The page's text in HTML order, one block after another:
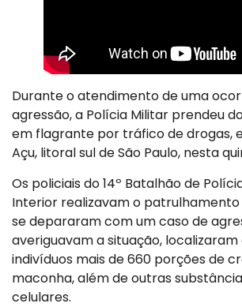
Durante o atendimento de uma
agressão, a Polícia Militar prendeu
em flagrante por tráfico de drogas,
Açu, litoral sul de São Paulo, nesta
Os policiais do 14º Batalhão de
Interior realizavam o
se depararam com um caso de
averiguavam a situação, localizaram
indivíduos mais de 660 porções de
maconha, além de outras
celulares.